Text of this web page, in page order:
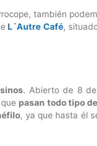
también
L´Autre Café,
. Abierto de 8
pasan todo tipo
, ya que hasta él